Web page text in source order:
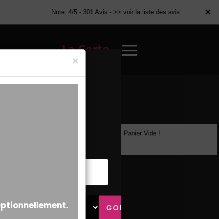
×
Note: 4/5 - 301 Avis - >> voir la liste des avis
La Carte
×
Panier Vide !
×